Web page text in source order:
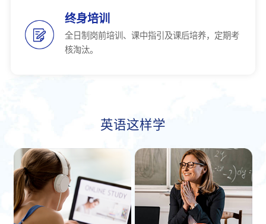
终身培训
全日制岗前培训、课中指引及课后培养，定期考
核淘汰。
英语这样学